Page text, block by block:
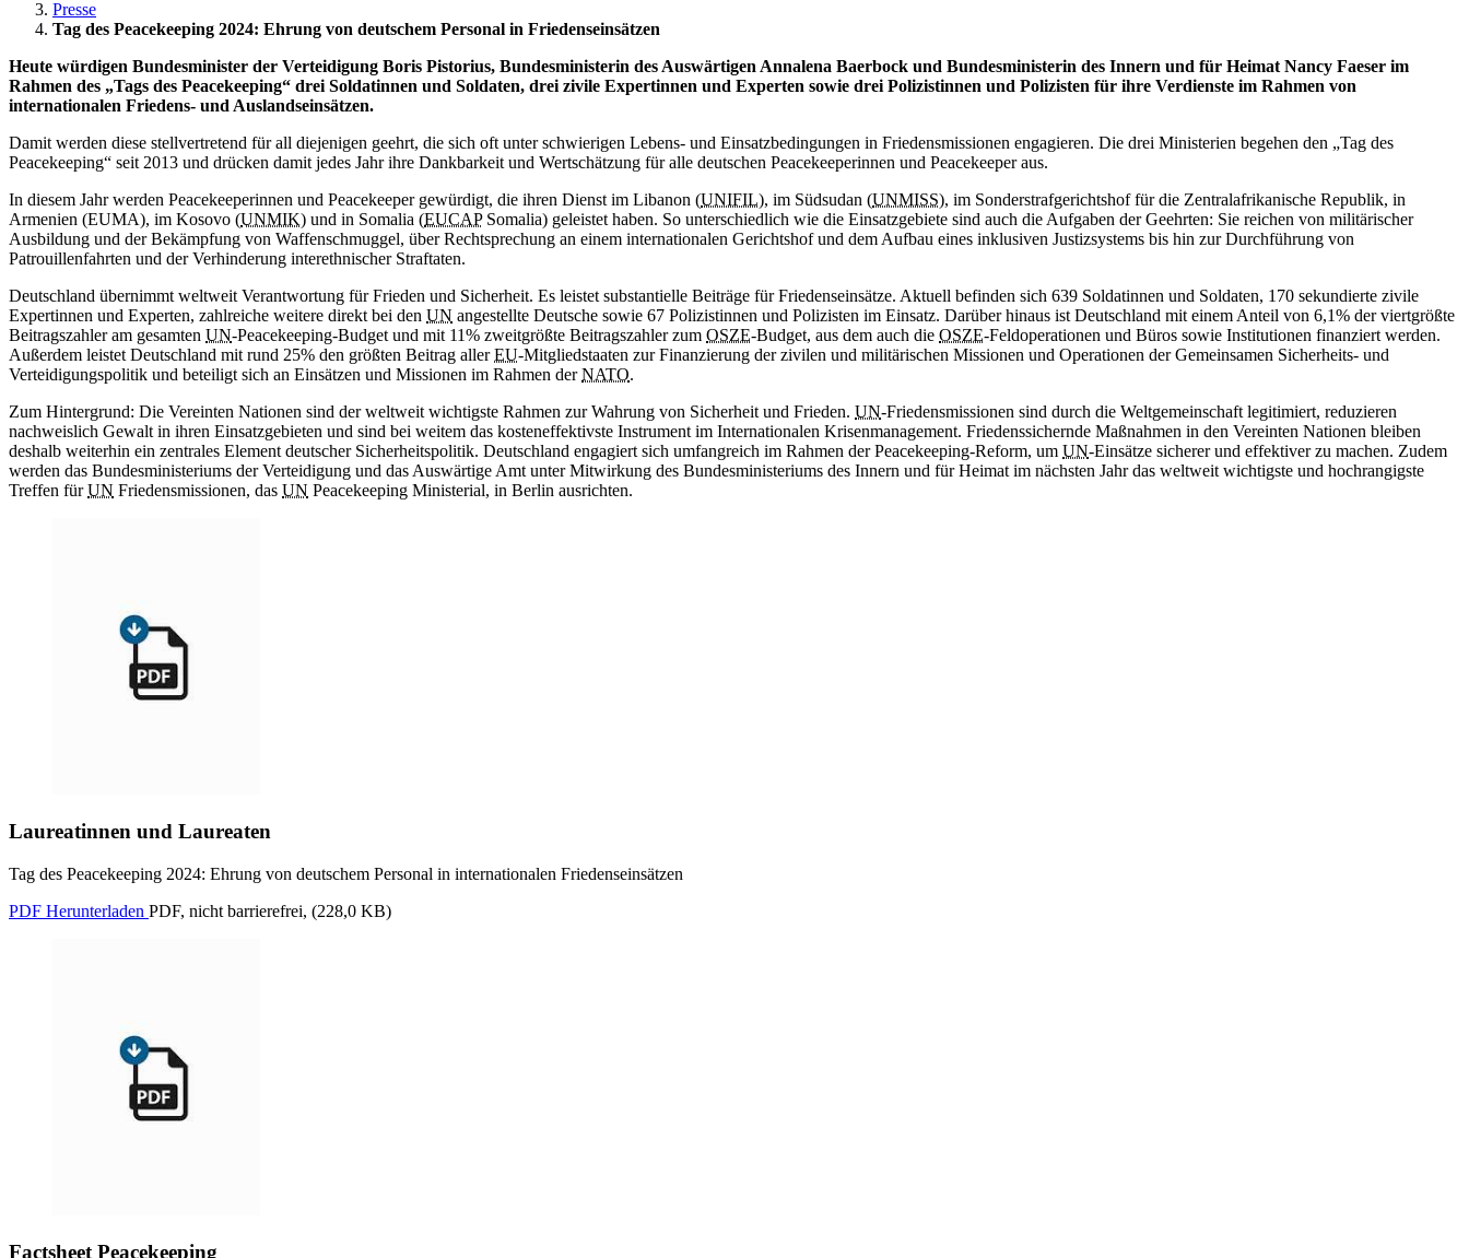
Presse
Tag des Peacekeeping 2024: Ehrung von deutschem Personal in Friedenseinsätzen
Heute würdigen Bundesminister der Verteidigung Boris Pistorius, Bundesministerin des Auswärtigen Annalena Baerbock und Bundesministerin des Innern und für Heimat Nancy Faeser im
Rahmen des „Tags des Peacekeeping“ drei Soldatinnen und Soldaten, drei zivile Expertinnen und Experten sowie drei Polizistinnen und Polizisten für ihre Verdienste im Rahmen von
internationalen Friedens- und Auslandseinsätzen.
Damit werden diese stellvertretend für all diejenigen geehrt, die sich oft unter schwierigen Lebens- und Einsatzbedingungen in Friedensmissionen engagieren. Die drei Ministerien begehen den „Tag des
Peacekeeping“ seit 2013 und drücken damit jedes Jahr ihre Dankbarkeit und Wertschätzung für alle deutschen Peacekeeperinnen und Peacekeeperaus.
In diesem Jahr werden Peacekeeperinnen und Peacekeeper gewürdigt, die ihren Dienst im Libanon (UNIFIL), im Südsudan (UNMISS), im Sonderstrafgerichtshof für die Zentralafrikanische Republik, in
Armenien (EUMA), im Kosovo (UNMIK) und in Somalia (EUCAPSomalia) geleistet haben. So unterschiedlich wie die Einsatzgebiete sind auch die Aufgaben der Geehrten: Sie reichen von militärischer
Ausbildung und der Bekämpfung von Waffenschmuggel, über Rechtsprechung an einem internationalen Gerichtshof und dem Aufbau eines inklusiven Justizsystems bis hin zur Durchführung von
Patrouillenfahrten und der Verhinderung interethnischer Straftaten.
Deutschland übernimmt weltweit Verantwortung für Frieden und Sicherheit. Es leistet substantielle Beiträge für Friedenseinsätze. Aktuell befinden sich 639 Soldatinnen und Soldaten, 170 sekundierte zivile
Expertinnen und Experten, zahlreiche weitere direkt bei den UN angestellte Deutsche sowie 67 Polizistinnen und Polizisten im Einsatz. Darüber hinaus ist Deutschland mit einem Anteil von 6,1% der viertgrößte
Beitragszahler am gesamten UN-Peacekeeping-Budget und mit 11% zweitgrößte Beitragszahler zum OSZE-Budget, aus dem auch die OSZE-Feldoperationen und Büros sowie Institutionen finanziert werden.
Außerdem leistet Deutschland mit rund 25% den größten Beitrag allerEU-Mitgliedstaaten zur Finanzierung der zivilen und militärischen Missionen und Operationen der Gemeinsamen Sicherheits- und
Verteidigungspolitik und beteiligt sich an Einsätzen und Missionen im Rahmen derNATO.
Zum Hintergrund: Die Vereinten Nationen sind der weltweit wichtigste Rahmen zur Wahrung von Sicherheit und Frieden. UN-Friedensmissionen sind durch die Weltgemeinschaft legitimiert, reduzieren
nachweislich Gewalt in ihren Einsatzgebieten und sind bei weitem das kosteneffektivste Instrument im Internationalen Krisenmanagement. Friedenssichernde Maßnahmen in den Vereinten Nationen bleiben
deshalb weiterhin ein zentrales Element deutscher Sicherheitspolitik. Deutschland engagiert sich umfangreich im Rahmen derPeacekeeping-Reform, um UN-Einsätze sicherer und effektiver zu machen. Zudem
werden das Bundesministeriums der Verteidigung und das Auswärtige Amt unter Mitwirkung des Bundesministeriums des Innern und für Heimat im nächsten Jahr das weltweit wichtigste und hochrangigste
Treffen fürUN Friedensmissionen, das UN Peacekeeping Ministerial, in Berlin ausrichten.
Laureatinnen und Laureaten
Tag des Peacekeeping 2024: Ehrung von deutschem Personal in internationalen Friedenseinsätzen
PDF Herunterladen PDF, nicht barrierefrei, (228,0 KB)
Factsheet Peacekeeping